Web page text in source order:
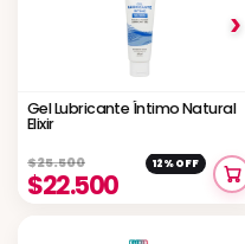
›
Gel Lubricante Íntimo Natural
Elixir
$25.500 12% OFF
$22.500